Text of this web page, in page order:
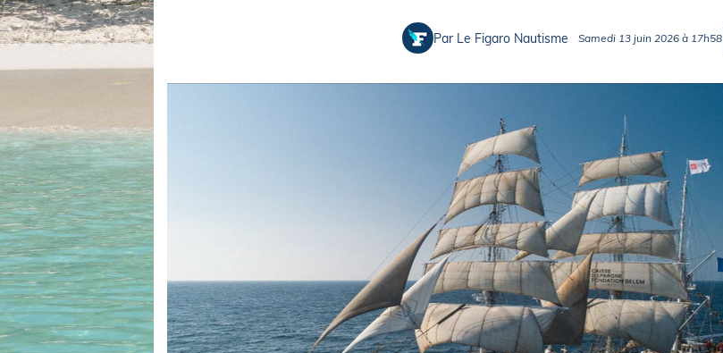
Yachting
LOISIRS
Pêche en mer
Par Le Figaro Nautisme Samedi 13 juin 2026 à 17h58